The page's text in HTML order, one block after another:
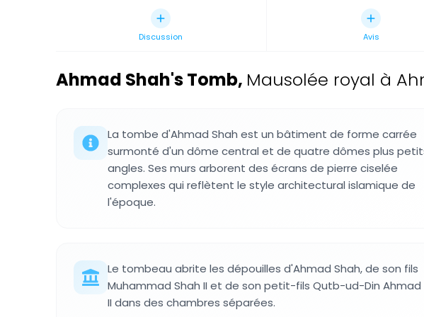
Discussion Avis
Ahmad Shah's Tomb, Mausolée royal à
La tombe d'Ahmad Shah est un bâtiment de forme carrée
surmonté d'un dôme central et de quatre dômes plus
angles. Ses murs arborent des écrans de pierre ciselée
complexes qui reflètent le style architectural islamique de
l'époque.
Le tombeau abrite les dépouilles d'Ahmad Shah, de son fils
Muhammad Shah II et de son petit-fils Qutb-ud-Din Ahmad
II dans des chambres séparées.